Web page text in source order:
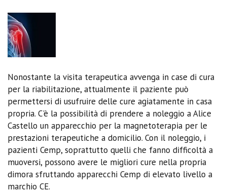
Nonostante la visita terapeutica avvenga in case di cura
per la riabilitazione, attualmente il paziente può
permettersi di usufruire delle cure agiatamente in casa
propria. C'è la possibilità di prendere a noleggio a Alice
Castello un apparecchio per la magnetoterapia per le
prestazioni terapeutiche a domicilio. Con il noleggio, i
pazienti Cemp, soprattutto quelli che fanno difficoltà a
muoversi, possono avere le migliori cure nella propria
dimora sfruttando apparecchi Cemp di elevato livello a
marchio CE.